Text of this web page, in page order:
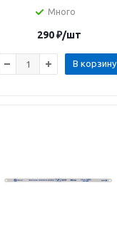
Много
290₽/шт
В корзину